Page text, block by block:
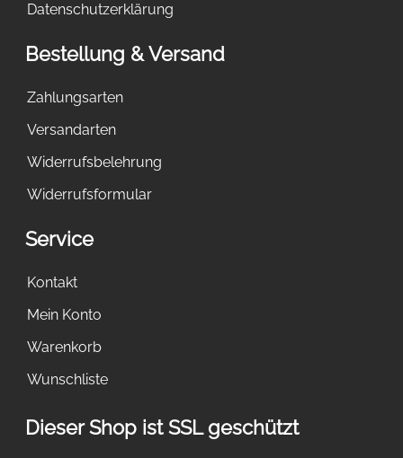
Datenschutzerklärung
Bestellung & Versand
Zahlungsarten
Versandarten
Widerrufsbelehrung
Widerrufsformular
Service
Kontakt
Mein Konto
Warenkorb
Wunschliste
Dieser Shop ist SSL geschützt